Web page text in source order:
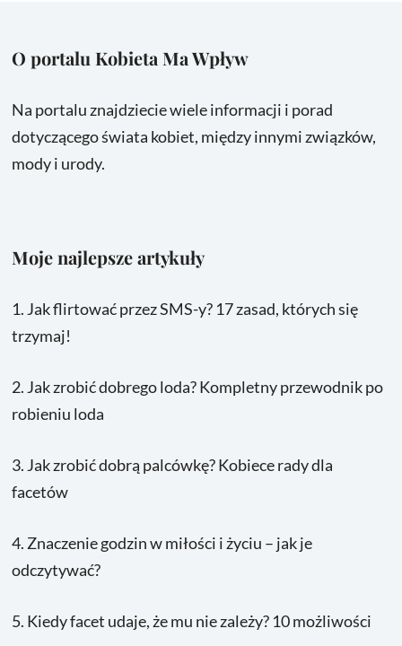
O portalu Kobieta Ma Wpływ
Na portalu znajdziecie wiele informacji i porad
dotyczącego świata kobiet, między innymi związków,
mody i urody.
Moje najlepsze artykuły
1. Jak flirtować przez SMS-y? 17 zasad, których się
trzymaj!
2. Jak zrobić dobrego loda? Kompletny przewodnik po
robieniu loda
3. Jak zrobić dobrą palcówkę? Kobiece rady dla
facetów
4. Znaczenie godzin w miłości i życiu – jak je
odczytywać?
5. Kiedy facet udaje, że mu nie zależy? 10 możliwości